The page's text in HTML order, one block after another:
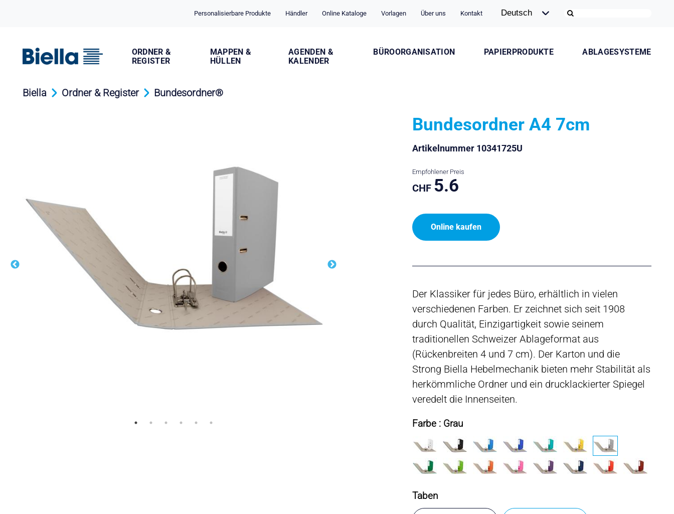
Personalisierbare Produkte Händler Online Kataloge Vorlagen Über uns Kontakt
PAPIERPRODUKTE ABLAGESYSTEME
BÜROORGANISATION
ORDNER &
REGISTER
MAPPEN &
HÜLLEN
AGENDEN &
KALENDER
Biella Ordner & Register Bundesordner®
Bundesordner A4 7cm
Artikelnummer 10341725U
Empfohlener Preis
CHF 5.6
Online kaufen
Der Klassiker für jedes Büro, erhältlich in vielen
verschiedenen Farben. Er zeichnet sich seit 1908
durch Qualität, Einzigartigkeit sowie seinem
traditionellen Schweizer Ablageformat aus
(Rückenbreiten 4 und 7 cm). Der Karton und die
Strong Biella Hebelmechanik bieten mehr Stabilität als
herkömmliche Ordner und ein drucklackierter Spiegel
veredelt die Innenseiten.
Farbe : Grau
Taben